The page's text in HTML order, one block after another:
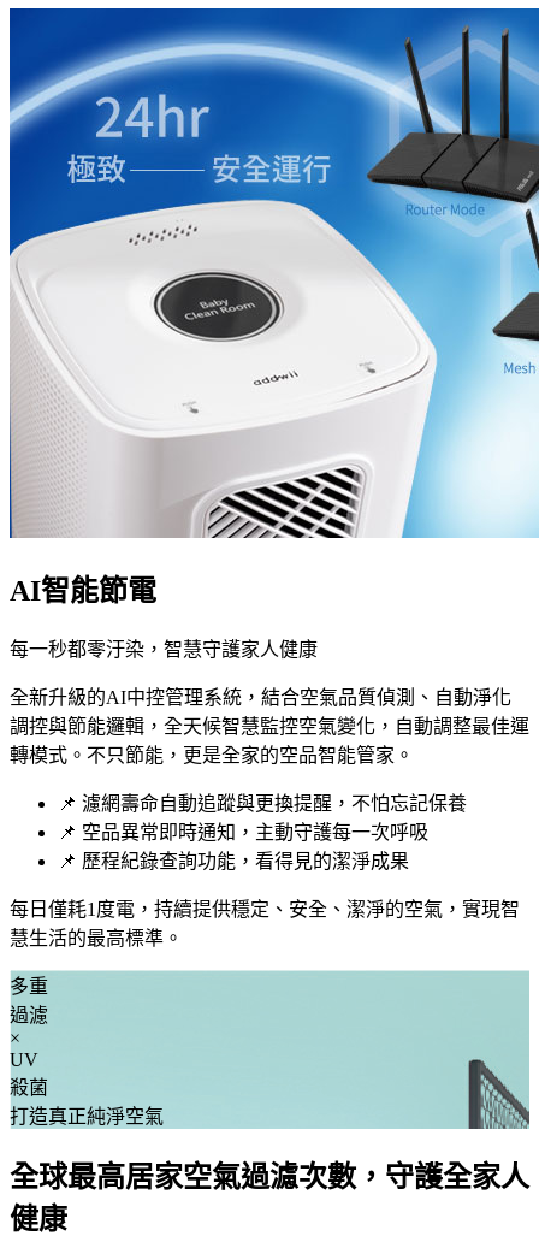
AI智能節電
每一秒都零汙染，智慧守護家人健康
全新升級的AI中控管理系統，結合空氣品質偵測、自動淨化
調控與節能邏輯，全天候智慧監控空氣變化，自動調整最佳運
轉模式。不只節能，更是全家的空品智能管家。
📌 濾網壽命自動追蹤與更換提醒，不怕忘記保養
📌 空品異常即時通知，主動守護每一次呼吸
📌 歷程紀錄查詢功能，看得見的潔淨成果
每日僅耗1度電，持續提供穩定、安全、潔淨的空氣，實現智
慧生活的最高標準。
多重
過濾
×
UV
殺菌
打造真正純淨空氣
全球最高居家空氣過濾次數，守護全家人
健康